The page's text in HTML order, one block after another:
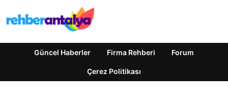
Güncel Haberler Firma Rehberi Forum
Çerez Politikası